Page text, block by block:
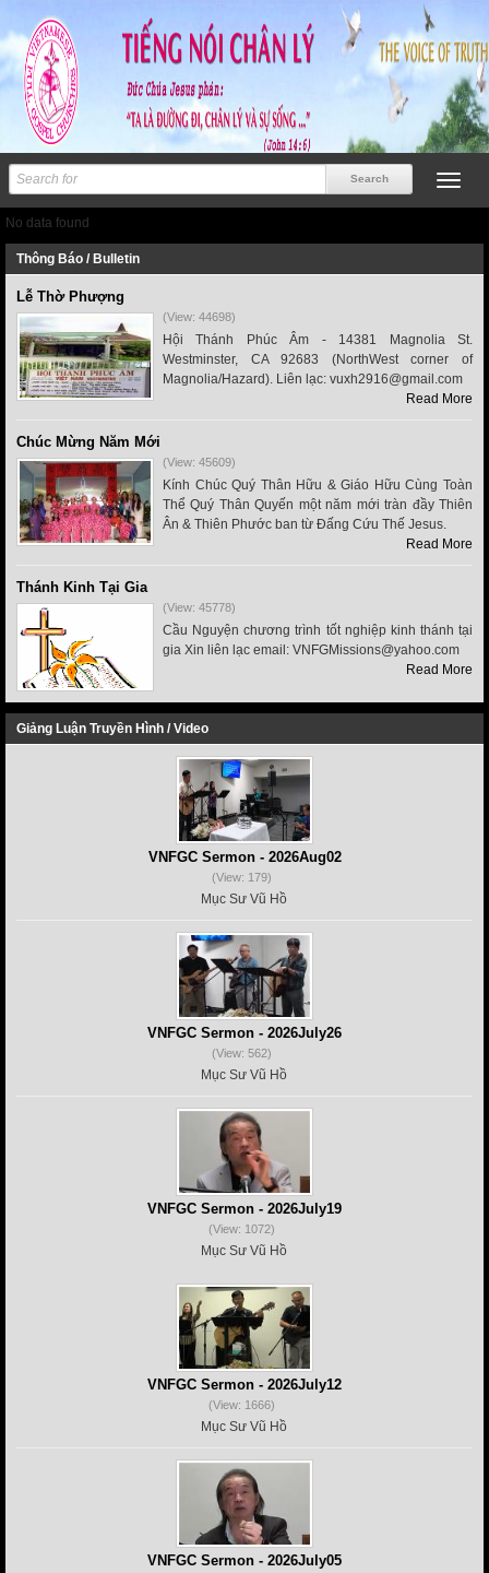
No data found
Thông Báo / Bulletin
Lễ Thờ Phượng
(View: 44698)
Hội Thánh Phúc Âm - 14381 Magnolia St.
Westminster, CA 92683 (NorthWest corner of
Magnolia/Hazard). Liên lạc: vuxh2916@gmail.com
Read More
Chúc Mừng Năm Mới
(View: 45609)
Kính Chúc Quý Thân Hữu & Giáo Hữu Cùng Toàn
Thể Quý Thân Quyến một năm mới tràn đầy Thiên
Ân & Thiên Phước ban từ Đấng Cứu Thế Jesus.
Read More
Thánh Kinh Tại Gia
(View: 45778)
Cầu Nguyện chương trình tốt nghiệp kinh thánh tại
gia Xin liên lạc email: VNFGMissions@yahoo.com
Read More
Giảng Luận Truyền Hình / Video
VNFGC Sermon - 2026Aug02
(View: 179)
Mục Sư Vũ Hồ
VNFGC Sermon - 2026July26
(View: 562)
Mục Sư Vũ Hồ
VNFGC Sermon - 2026July19
(View: 1072)
Mục Sư Vũ Hồ
VNFGC Sermon - 2026July12
(View: 1666)
Mục Sư Vũ Hồ
VNFGC Sermon - 2026July05